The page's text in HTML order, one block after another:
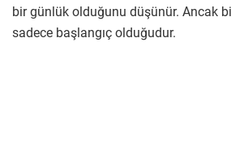
bir günlük olduğunu düşünür. Ancak
sadece başlangıç olduğudur.